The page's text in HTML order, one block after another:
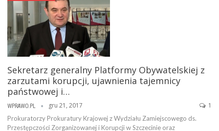
Sekretarz generalny Platformy Obywatelskiej z
zarzutami korupcji, ujawnienia tajemnicy
państwowej i…
WPRAWO.PL gru 21, 2017 1
Prokuratorzy Prokuratury Krajowej z Wydziału Zamiejscowego ds.
Przestępczości Zorganizowanej i Korupcji w Szczecinie oraz